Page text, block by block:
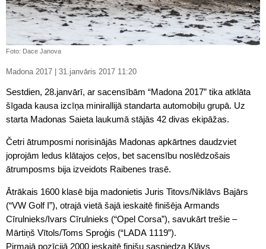
Foto: Dace Janova
Madona 2017 | 31.janvāris 2017 11:20
Sestdien, 28.janvārī, ar sacensībām “Madona 2017” tika atklāta
šīgada kausa izcīņa minirallijā standarta automobiļu grupā. Uz
starta Madonas Saieta laukumā stājās 42 divas ekipāžas.
Četri ātrumposmi norisinājās Madonas apkārtnes daudzviet
joprojām ledus klātajos ceļos, bet sacensību noslēdzošais
ātrumposms bija izveidots Raibenes trasē.
Ātrākais 1600 klasē bija madonietis Juris Titovs/Niklāvs Bajārs
(“VW Golf I”), otrajā vietā šajā ieskaitē finišēja Armands
Cīrulnieks/Ivars Cīrulnieks (“Opel Corsa”), savukārt trešie –
Mārtiņš Vītols/Toms Sproģis (“LADA 1119”).
Pirmajā pozīcijā 2000 ieskaitē finišu sasniedza Klāvs